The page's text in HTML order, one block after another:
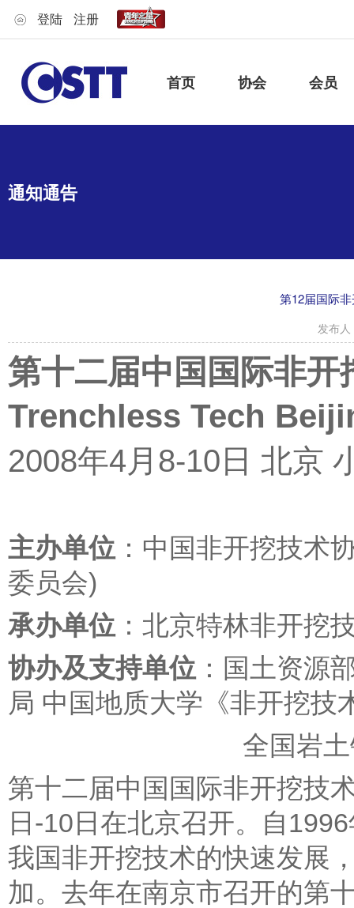
登陆 注册
首页 协会 会员
通知通告
第12届国际
发布
第十二届中国国际非
Trenchless Tech
2008年4月8-10日 北京
主办单位 ：中国非开挖技术
委员会)
承办单位 ：北京特林非开挖
协办及支持单位 ：国土资源
局 中国地质大学《非开挖技
全国岩土钻凿
第十二届中国国际非开挖技
日-10日在北京召开。自
我国非开挖技术的快速发展
加。去年在南京市召开的第